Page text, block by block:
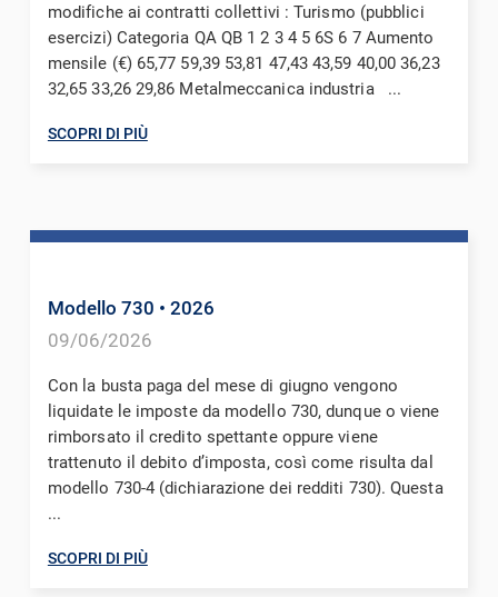
modifiche ai contratti collettivi : Turismo (pubblici
esercizi) Categoria QA QB 1 2 3 4 5 6S 6 7 Aumento
mensile (€) 65,77 59,39 53,81 47,43 43,59 40,00 36,23
32,65 33,26 29,86 Metalmeccanica industria ...
SCOPRI DI PIÙ
Modello 730 • 2026
09/06/2026
Con la busta paga del mese di giugno vengono
liquidate le imposte da modello 730, dunque o viene
rimborsato il credito spettante oppure viene
trattenuto il debito d’imposta, così come risulta dal
modello 730-4 (dichiarazione dei redditi 730). Questa
...
SCOPRI DI PIÙ